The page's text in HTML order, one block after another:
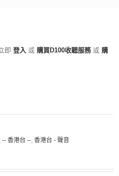
即 登入 或 購買D100收聽服務 或 購
, -- 香港台 --, 香港台 - 聲音